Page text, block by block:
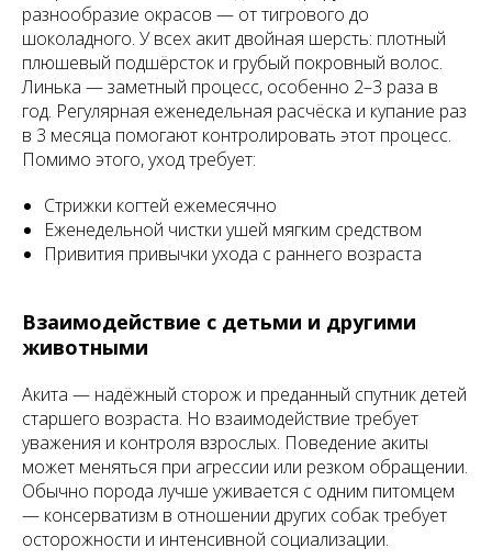
разнообразие окрасов — от тигрового до
шоколадного. У всех акит двойная шерсть: плотный
плюшевый подшёрсток и грубый покровный волос.
Линька — заметный процесс, особенно 2–3 раза в
год. Регулярная еженедельная расчёска и купание раз
в 3 месяца помогают контролировать этот процесс.
Помимо этого, уход требует:
Стрижки когтей ежемесячно
Еженедельной чистки ушей мягким средством
Привития привычки ухода с раннего возраста
Взаимодействие с детьми и другими
животными
Акита — надёжный сторож и преданный спутник детей
старшего возраста. Но взаимодействие требует
уважения и контроля взрослых. Поведение акиты
может меняться при агрессии или резком обращении.
Обычно порода лучше уживается с одним питомцем
— консерватизм в отношении других собак требует
осторожности и интенсивной социализации.